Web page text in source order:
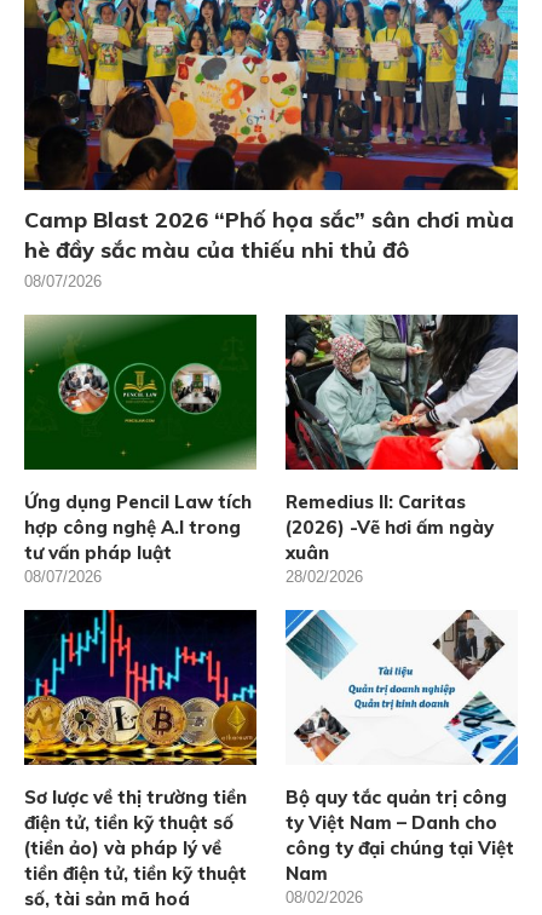
Camp Blast 2026 “Phố họa sắc” sân chơi mùa
hè đầy sắc màu của thiếu nhi thủ đô
08/07/2026
Ứng dụng Pencil Law tích
hợp công nghệ A.I trong
tư vấn pháp luật
08/07/2026
Remedius II: Caritas
(2026) -Vẽ hơi ấm ngày
xuân
28/02/2026
Sơ lược về thị trường tiền
điện tử, tiền kỹ thuật số
(tiền ảo) và pháp lý về
tiền điện tử, tiền kỹ thuật
số, tài sản mã hoá
Bộ quy tắc quản trị công
ty Việt Nam – Danh cho
công ty đại chúng tại Việt
Nam
08/02/2026